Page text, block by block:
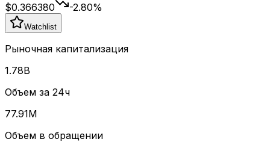
$0.366380
-2.80%
Watchlist
Рыночная капитализация
1.78B
Объем за 24ч
77.91M
Объем в обращении